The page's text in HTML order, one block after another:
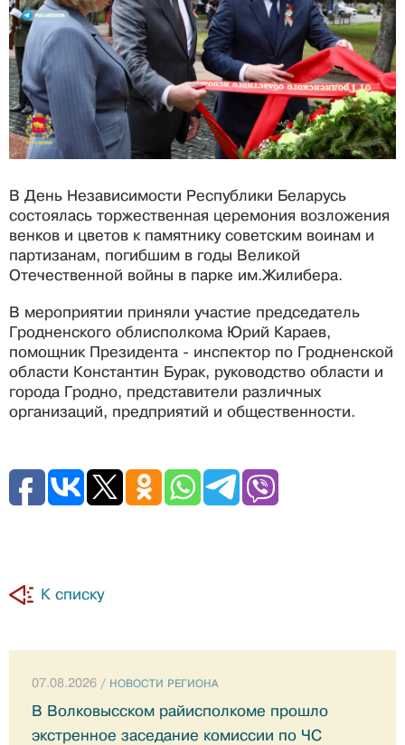
В День Независимости Республики Беларусь
состоялась торжественная церемония возложения
венков и цветов к памятнику советским воинам и
партизанам, погибшим в годы Великой
Отечественной войны в парке им.Жилибера.
В мероприятии приняли участие председатель
Гродненского облисполкома Юрий Караев,
помощник Президента - инспектор по Гродненской
области Константин Бурак, руководство области и
города Гродно, представители различных
организаций, предприятий и общественности.
К списку
07.08.2026 / НОВОСТИ РЕГИОНА
В Волковысском райисполкоме прошло
экстренное заседание комиссии по ЧС